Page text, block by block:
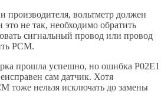
производителя, вольтметр должен
это не так, необходимо обратить
сигнальный провод или провод
PCM.
прошла успешно, но ошибка P02E1
сам датчик. Хотя
тоже нельзя исключать до замены